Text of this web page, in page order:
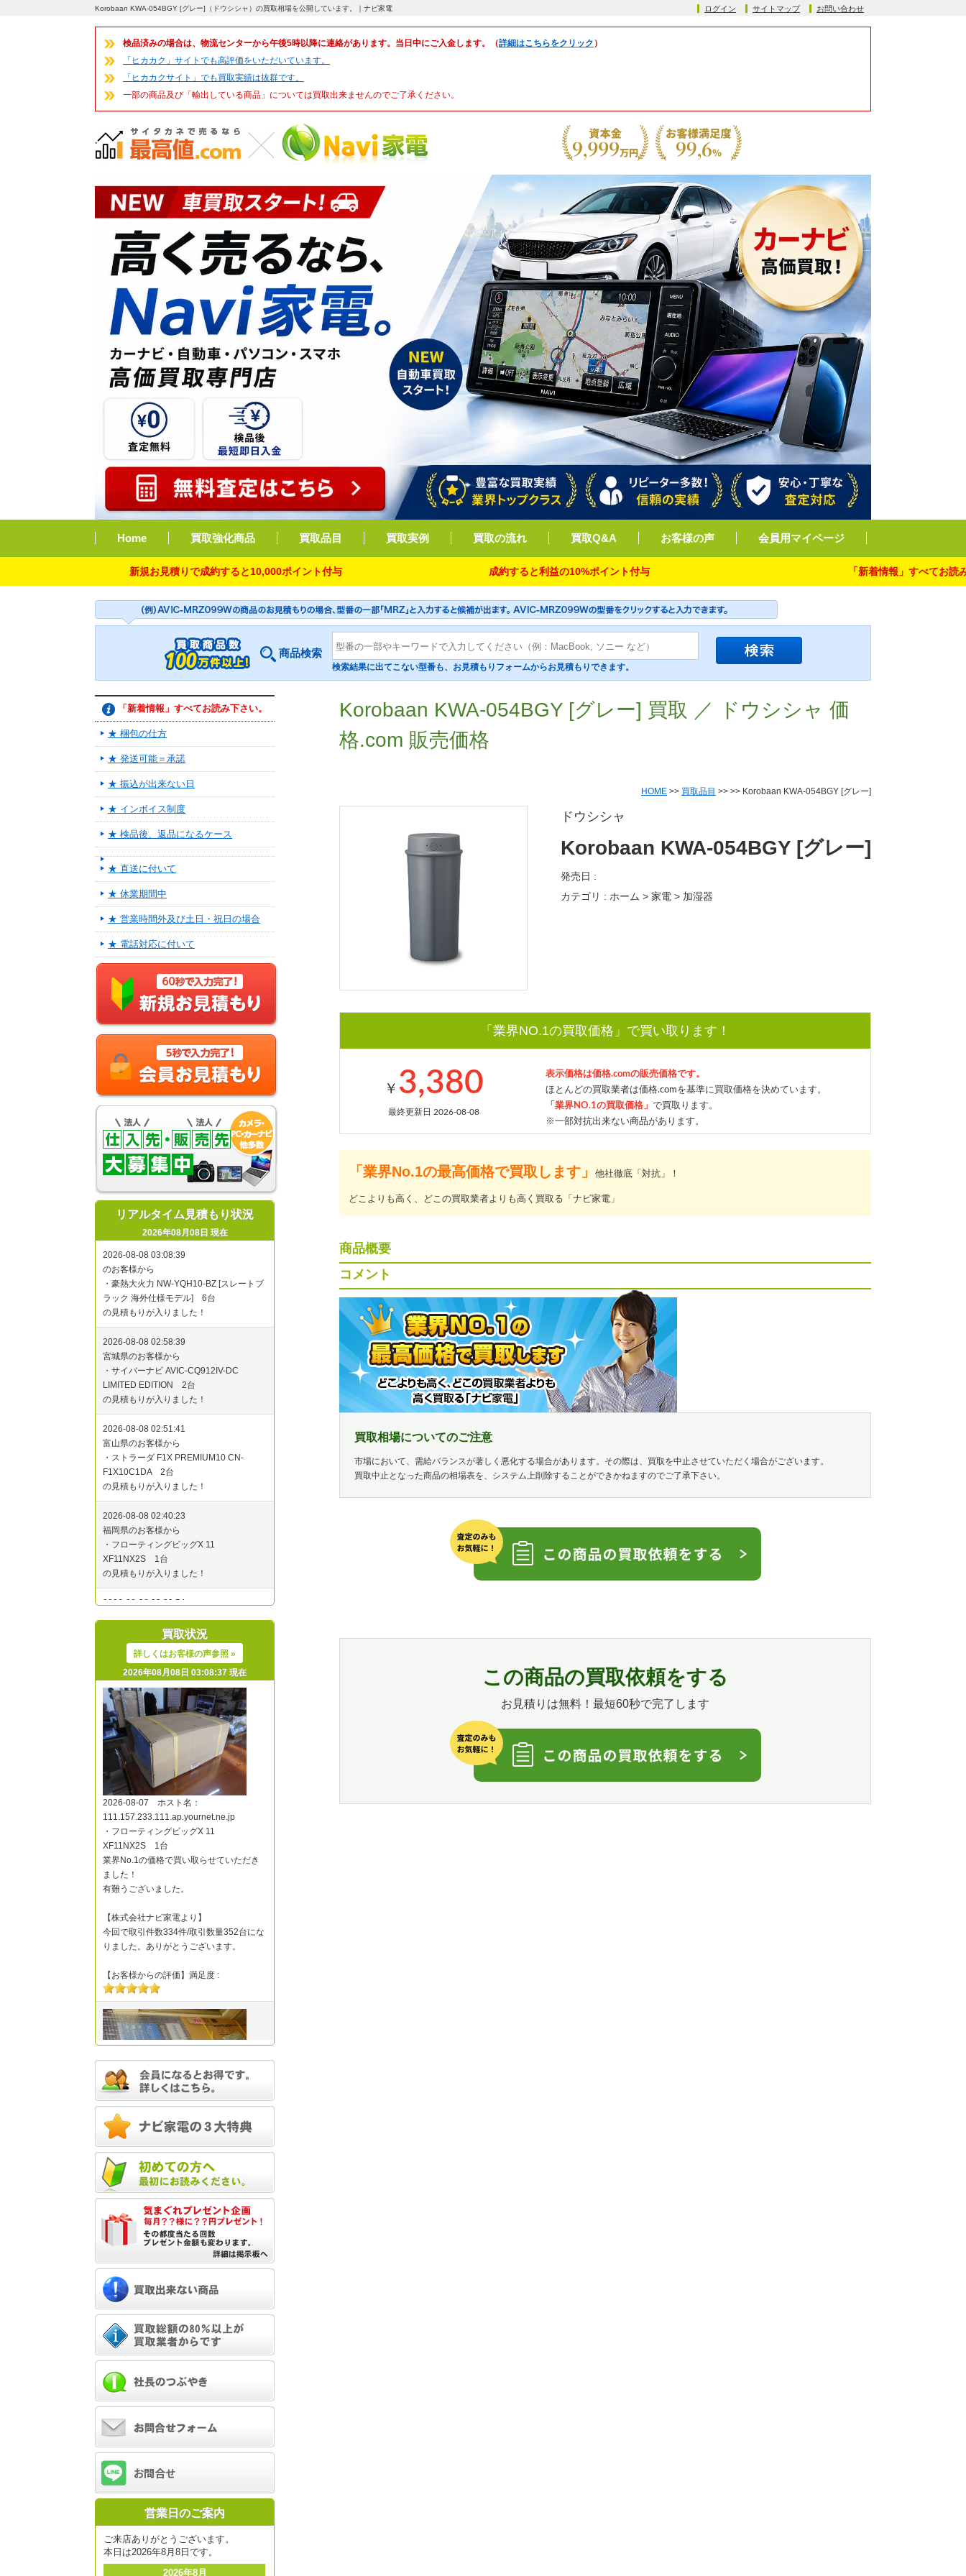
Korobaan KWA-054BGY [グレー]（ドウシシャ）の買取相場を公開しています。｜ナビ家電 ログイン サイトマップ お問い合わせ
検品済みの場合は、物流センターから午後5時以降に連絡があります。当日中にご入金します。（詳細はこちらをクリック ）
「ヒカカク」サイトでも高評価をいただいています。
「ヒカカクサイト」でも買取実績は抜群です。
一部の商品及び「輸出している商品」については買取出来ませんのでご了承ください。
Home 買取強化商品 買取品目 買取実例 買取の流れ 買取Q&A お客様の声 会員用マイページ
新規お見積りで成約すると10,000ポイント付与 成約すると利益の10%ポイント付与 「新着情報」すべてお読み下さい
商品検索
検索結果に出てこない型番も、お見積もりフォームからお見積もりできます。
Korobaan KWA-054BGY [グレー] 買取 ／ ドウシシャ 価
格.com 販売価格
HOME >> 買取品目 >> >> Korobaan KWA-054BGY [グレー]
ドウシシャ
Korobaan KWA-054BGY [グレー]
発売日 :
カテゴリ : ホーム > 家電 > 加湿器
「業界NO.1の買取価格」で買い取ります！
￥ 3,380
最終更新日 2026-08-08
表示価格は価格.comの販売価格です。
ほとんどの買取業者は価格.comを基準に買取価格を決めています。
「業界NO.1の買取価格」 で買取ります。
※一部対抗出来ない商品があります。
「業界No.1の最高価格で買取します」 他社徹底「対抗」！
どこよりも高く、どこの買取業者よりも高く買取る「ナビ家電」
商品概要
コメント
買取相場についてのご注意
市場において、需給バランスが著しく悪化する場合があります。その際は、買取を中止させていただく場合がございます。
買取中止となった商品の相場表を、システム上削除することができかねますのでご了承下さい。
この商品の買取依頼をする
お見積りは無料！最短60秒で完了します
「新着情報」すべてお読み下さい。
★ 梱包の仕方
★ 発送可能＝承諾
★ 振込が出来ない日
★ インボイス制度
★ 検品後、返品になるケース
★ 直送に付いて
★ 休業期間中
★ 営業時間外及び土日・祝日の場合
★ 電話対応に付いて
リアルタイム見積もり状況
2026年08月08日 現在
買取状況
詳しくはお客様の声参照 »
2026年08月08日 03:08:37 現在
営業日のご案内
ご来店ありがとうございます。
本日は2026年8月8日です。
2026年8月